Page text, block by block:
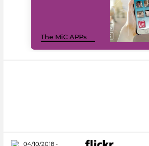
The MiC APPs